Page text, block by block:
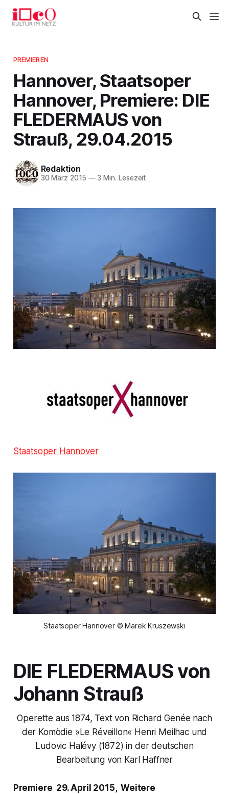
PREMIEREN
Hannover, Staatsoper
Hannover, Premiere: DIE
FLEDERMAUS von
Strauß, 29.04.2015
Redaktion
30 März 2015 —3 Min. Lesezeit
Staatsoper Hannover
Staatsoper Hannover © Marek Kruszewski
DIE FLEDERMAUSvon
Johann Strauß
Operette aus 1874, Text von Richard Genée nach
der Komödie »Le Réveillon« Henri Meilhac und
Ludovic Halévy (1872) in der deutschen
Bearbeitung von Karl Haffner
Premiere 29. April 2015, Weitere